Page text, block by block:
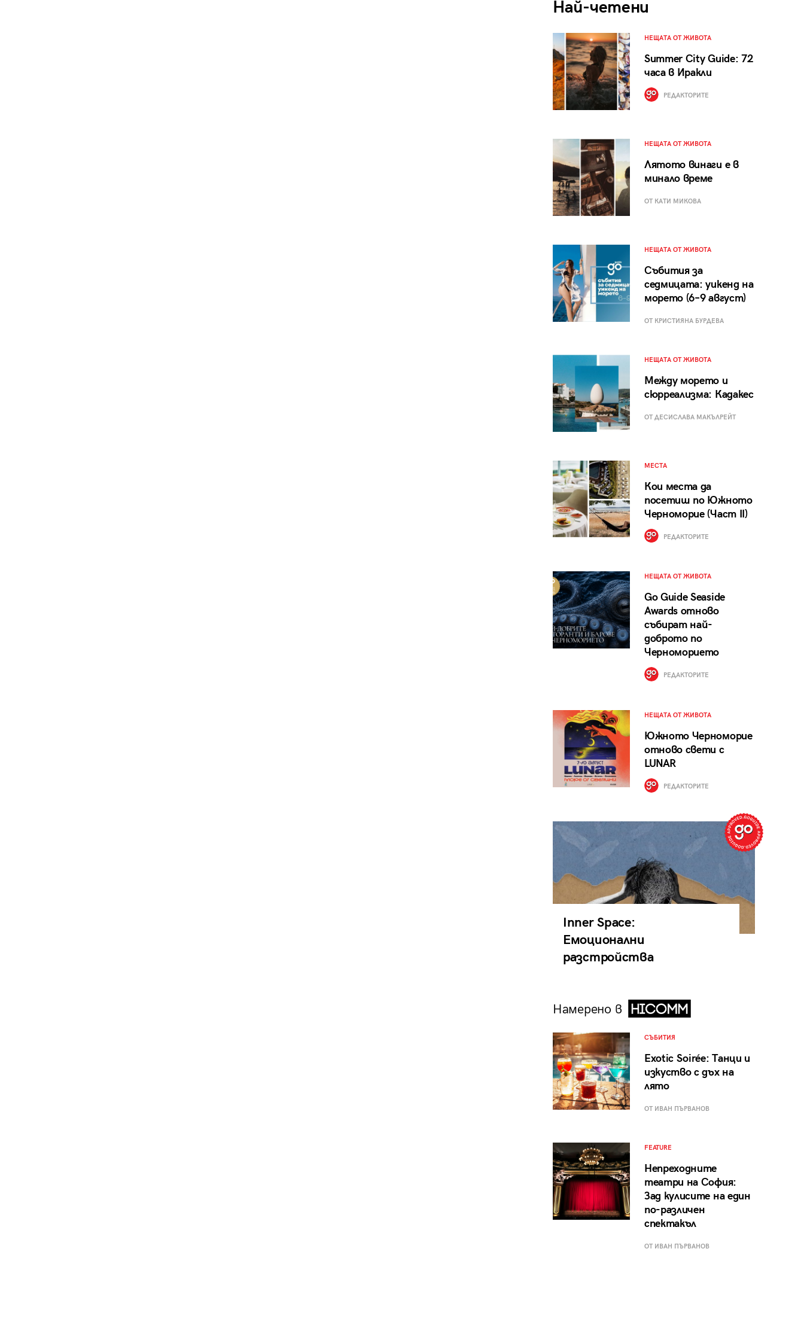
Най-четени
НЕЩАТА ОТ ЖИВОТА
Summer City Guide: 72
часа в Иракли
РЕДАКТОРИТЕ
НЕЩАТА ОТ ЖИВОТА
Лятото винаги е в
минало време
ОТ КАТИ МИКОВА
НЕЩАТА ОТ ЖИВОТА
Събития за
седмицата: уикенд на
морето (6–9 август)
ОТ КРИСТИЯНА БУРДЕВА
НЕЩАТА ОТ ЖИВОТА
Между морето и
сюрреализма: Кадакес
ОТ ДЕСИСЛАВА МАКЪЛРЕЙТ
МЕСТА
Кои места да
посетиш по Южното
Черноморие (Част II)
РЕДАКТОРИТЕ
НЕЩАТА ОТ ЖИВОТА
Go Guide Seaside
Awards отново
събират най-
доброто по
Черноморието
РЕДАКТОРИТЕ
НЕЩАТА ОТ ЖИВОТА
Южното Черноморие
отново свети с
LUNAR
РЕДАКТОРИТЕ
Inner Space:
Емоционални
разстройства
Намерено в
СЪБИТИЯ
Exotic Soirée: Танци и
изкуство с дъх на
лято
ОТ ИВАН ПЪРВАНОВ
FEATURE
Непреходните
театри на София:
Зад кулисите на един
по-различен
спектакъл
ОТ ИВАН ПЪРВАНОВ